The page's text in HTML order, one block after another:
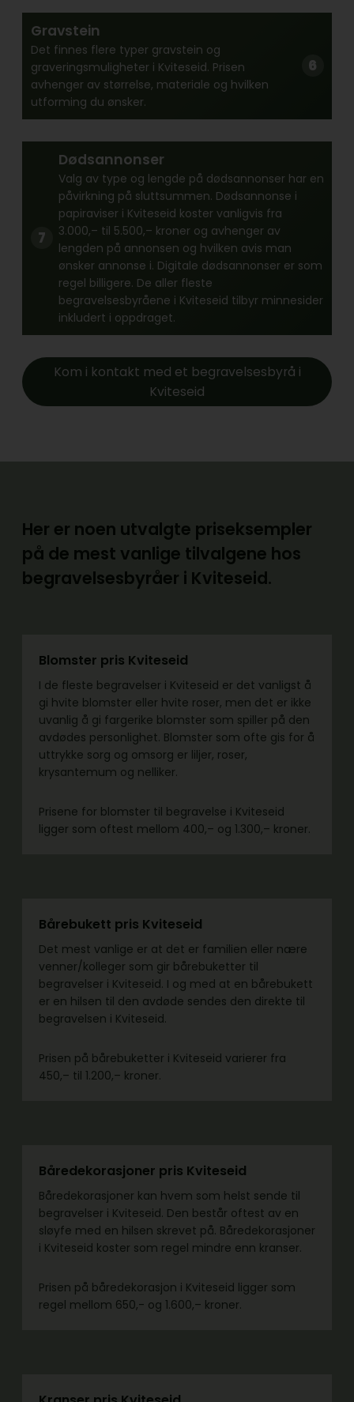
Gravstein
Det finnes flere typer gravstein og
graveringsmuligheter i Kviteseid. Prisen
avhenger av størrelse, materiale og hvilken
utforming du ønsker.
Dødsannonser
Valg av type og lengde på dødsannonser har en
påvirkning på sluttsummen. Dødsannonse i
papiraviser i Kviteseid koster vanligvis fra
3.000,– til 5.500,– kroner og avhenger av
lengden på annonsen og hvilken avis man
ønsker annonse i. Digitale dødsannonser er som
regel billigere. De aller fleste
begravelsesbyråene i Kviteseid tilbyr minnesider
inkludert i oppdraget.
Kom i kontakt med et begravelsesbyrå i
Kviteseid
Her er noen utvalgte priseksempler
på de mest vanlige tilvalgene hos
begravelsesbyråer i Kviteseid.
Blomster pris Kviteseid
I de fleste begravelser i Kviteseid er det vanligst å
gi hvite blomster eller hvite roser, men det er ikke
uvanlig å gi fargerike blomster som spiller på den
avdødes personlighet. Blomster som ofte gis for å
uttrykke sorg og omsorg er liljer, roser,
krysantemum og nelliker.
Prisene for blomster til begravelse i Kviteseid
ligger som oftest mellom 400,– og 1.300,– kroner.
Bårebukett pris Kviteseid
Det mest vanlige er at det er familien eller nære
venner/kolleger som gir bårebuketter til
begravelser i Kviteseid. I og med at en bårebukett
er en hilsen til den avdøde sendes den direkte til
begravelsen i Kviteseid.
Prisen på bårebuketter i Kviteseid varierer fra
450,– til 1.200,– kroner.
Båredekorasjoner pris Kviteseid
Båredekorasjoner kan hvem som helst sende til
begravelser i Kviteseid. Den består oftest av en
sløyfe med en hilsen skrevet på. Båredekorasjoner
i Kviteseid koster som regel mindre enn kranser.
Prisen på båredekorasjon i Kviteseid ligger som
regel mellom 650,- og 1.600,– kroner.